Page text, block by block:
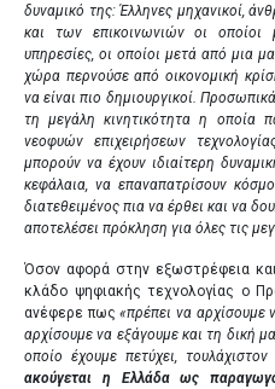
δυναμικό της: Έλληνες μηχανικοί,
και των επικοινωνιών οι οποίοι
υπηρεσίες, οι οποίοι μετά από μια
χώρα περνούσε από οικονομική
να είναι πιο δημιουργικοί.
τη μεγάλη κινητικότητα η οποία
νεοφυών επιχειρήσεων
μπορούν να έχουν ιδιαίτερη
κεφάλαια, να επαναπατρίσουν
διατεθειμένος πια να έρθει και να
αποτελέσει πρόκληση για όλες τις
Όσον αφορά στην εξωστρέφεια
κλάδο ψηφιακής τεχνολογίας ο
ανέφερε πως«πρέπει να
αρχίσουμε να εξάγουμε και τη δική
οποίο έχουμε πετύχει,
ακούγεται η Ελλάδα ως